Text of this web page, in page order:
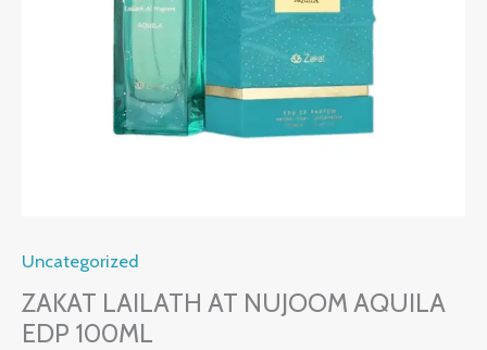
Uncategorized
ZAKAT LAILATH AT NUJOOM AQUILA
EDP 100ML